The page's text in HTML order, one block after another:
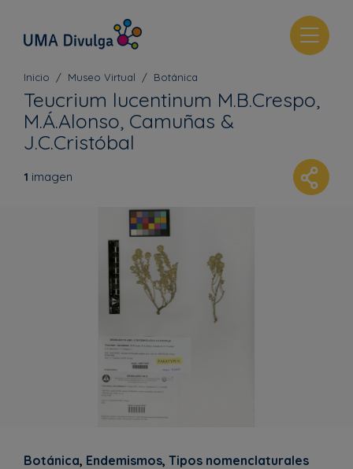
T
o
l
a
v
Inicio Museo Virtual Botánica
Teucrium lucentinum M.B.Crespo,
M.Á.Alonso, Camuñas &
J.C.Cristóbal
1 imagen
Botánica, Endemismos, Tipos nomenclaturales